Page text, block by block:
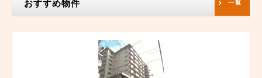
おすすめ物件 一覧